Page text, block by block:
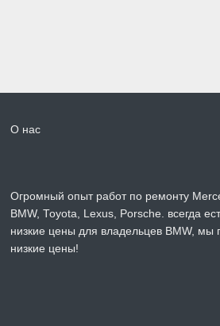
О нас
Огромный опыт работ по ремонту
BMW, Toyota, Lexus, Porsche. всегда
низкие цены для владельцев BMW, мы
низкие цены!